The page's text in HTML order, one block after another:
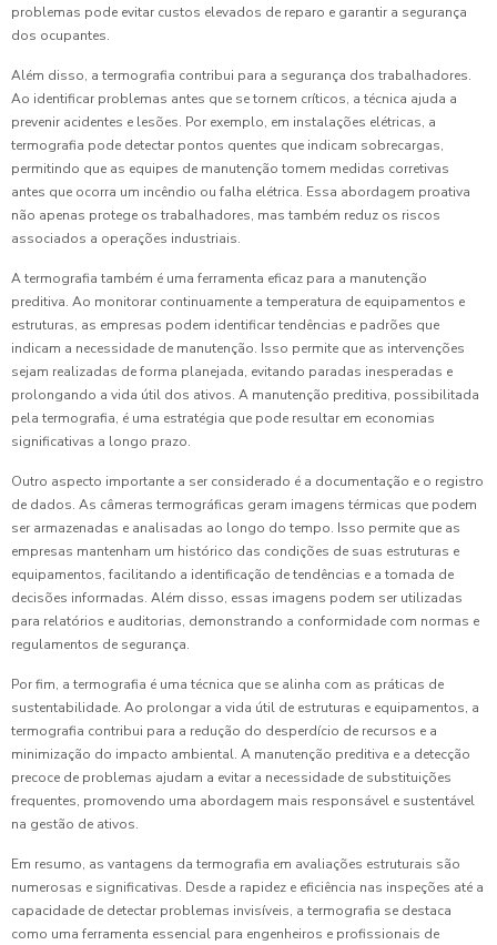
problemas pode evitar custos elevados de reparo e garantir a segurança
dos ocupantes.
Além disso, a termografia contribui para a segurança dos trabalhadores.
Ao identificar problemas antes que se tornem críticos, a técnica ajuda a
prevenir acidentes e lesões. Por exemplo, em instalações elétricas, a
termografia pode detectar pontos quentes que indicam sobrecargas,
permitindo que as equipes de manutenção tomem medidas corretivas
antes que ocorra um incêndio ou falha elétrica. Essa abordagem proativa
não apenas protege os trabalhadores, mas também reduz os riscos
associados a operações industriais.
A termografia também é uma ferramenta eficaz para a manutenção
preditiva. Ao monitorar continuamente a temperatura de equipamentos e
estruturas, as empresas podem identificar tendências e padrões que
indicam a necessidade de manutenção. Isso permite que as intervenções
sejam realizadas de forma planejada, evitando paradas inesperadas e
prolongando a vida útil dos ativos. A manutenção preditiva, possibilitada
pela termografia, é uma estratégia que pode resultar em economias
significativas a longo prazo.
Outro aspecto importante a ser considerado é a documentação e o registro
de dados. As câmeras termográficas geram imagens térmicas que podem
ser armazenadas e analisadas ao longo do tempo. Isso permite que as
empresas mantenham um histórico das condições de suas estruturas e
equipamentos, facilitando a identificação de tendências e a tomada de
decisões informadas. Além disso, essas imagens podem ser utilizadas
para relatórios e auditorias, demonstrando a conformidade com normas e
regulamentos de segurança.
Por fim, a termografia é uma técnica que se alinha com as práticas de
sustentabilidade. Ao prolongar a vida útil de estruturas e equipamentos, a
termografia contribui para a redução do desperdício de recursos e a
minimização do impacto ambiental. A manutenção preditiva e a detecção
precoce de problemas ajudam a evitar a necessidade de substituições
frequentes, promovendo uma abordagem mais responsável e sustentável
na gestão de ativos.
Em resumo, as vantagens da termografia em avaliações estruturais são
numerosas e significativas. Desde a rapidez e eficiência nas inspeções até a
capacidade de detectar problemas invisíveis, a termografia se destaca
como uma ferramenta essencial para engenheiros e profissionais de